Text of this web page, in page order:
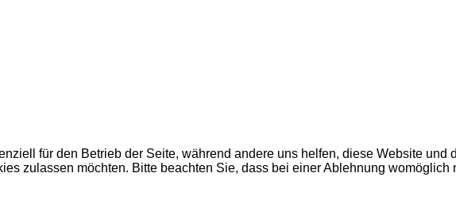
für den Betrieb der Seite, während andere uns helfen, diese Website und
zulassen möchten. Bitte beachten Sie, dass bei einer Ablehnung